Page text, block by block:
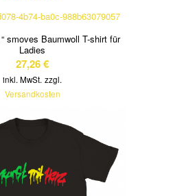
smoves Baumwoll T-shirt für
Ladies
27,26€
inkl. MwSt. zzgl.
Versandkosten